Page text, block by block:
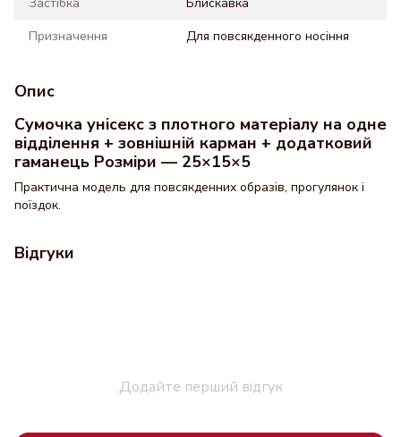
Призначення
Для повсякденного носіння
Опис
Сумочка унісекс з плотного матеріалу на одне
відділення + зовнішній карман + додатковий
гаманець Розміри — 25×15×5
Практична модель для повсякденних образів, прогулянок і
поїздок.
Відгуки
Додайте перший відгук